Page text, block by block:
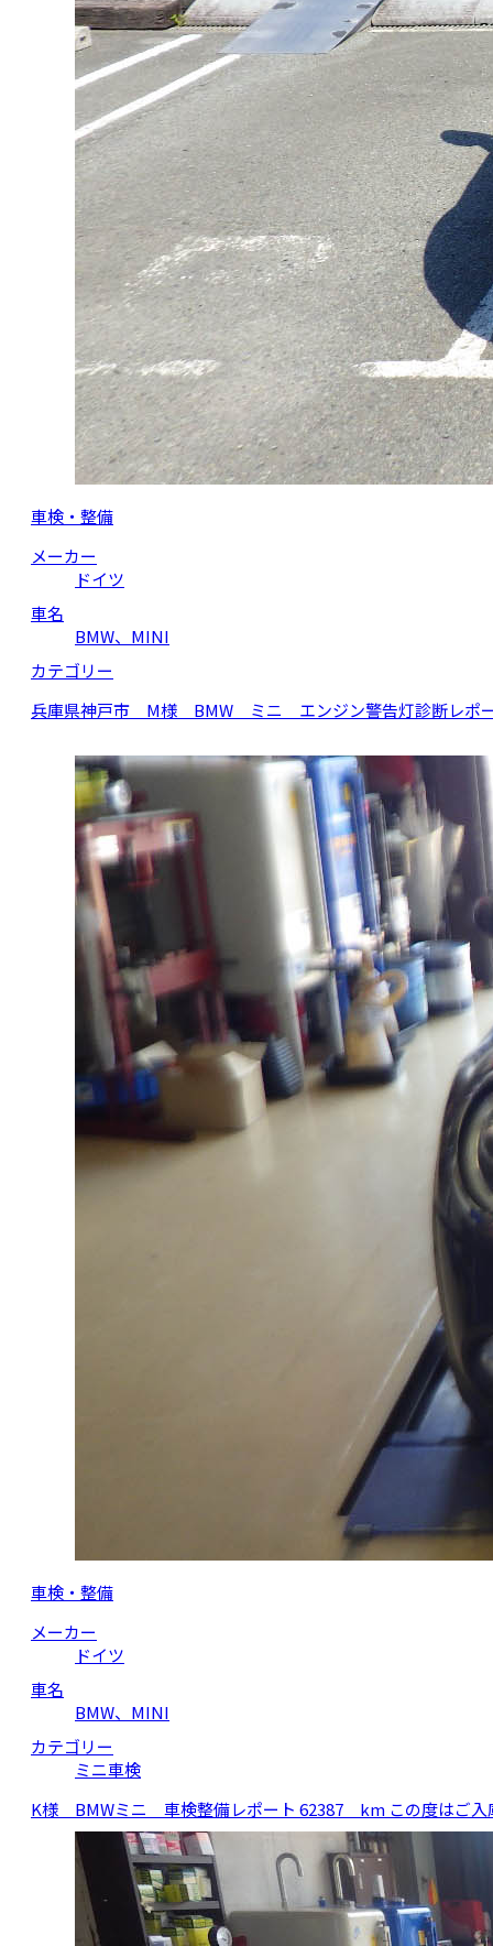
車検・整備
メーカー
ドイツ
車名
BMW、MINI
カテゴリー
兵庫県神戸市 M様 BMW ミニ エンジン警告灯診断レポー
車検・整備
メーカー
ドイツ
車名
BMW、MINI
カテゴリー
ミニ車検
K様 BMWミニ 車検整備レポート 62387 km この度はご入